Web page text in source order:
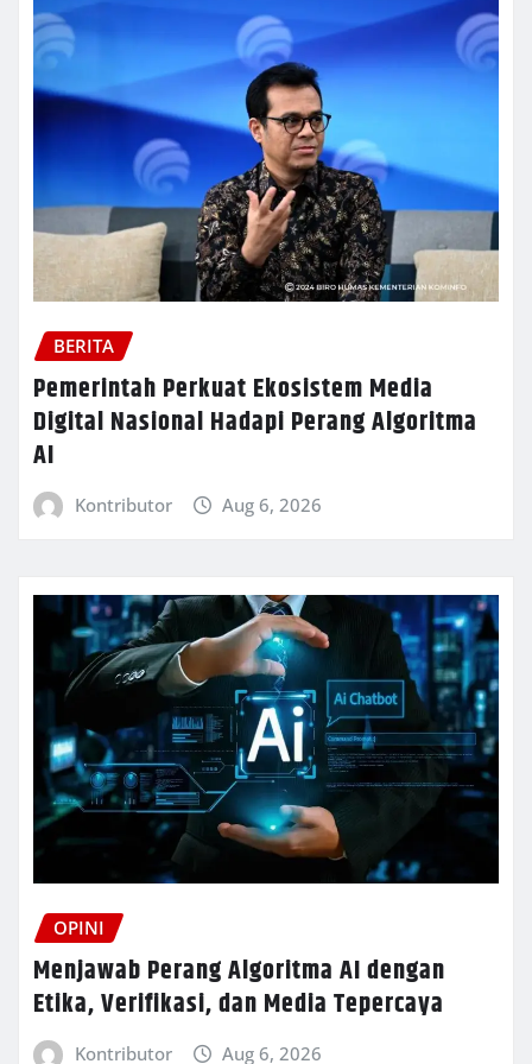
BERITA
Pemerintah Perkuat Ekosistem Media
Digital Nasional Hadapi Perang Algoritma
AI
Kontributor Aug 6, 2026
OPINI
Menjawab Perang Algoritma AI dengan
Etika, Verifikasi, dan Media Tepercaya
Kontributor Aug 6, 2026